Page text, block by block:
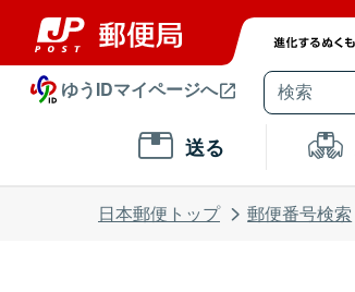
ゆうIDマイページへ
送る
日本郵便トップ 郵便番号検索